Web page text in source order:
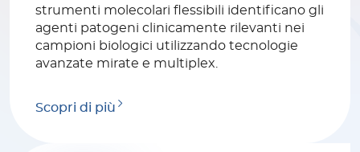
strumenti molecolari flessibili identificano gli
agenti patogeni clinicamente rilevanti nei
campioni biologici utilizzando tecnologie
avanzate mirate e multiplex.
Scopri di più